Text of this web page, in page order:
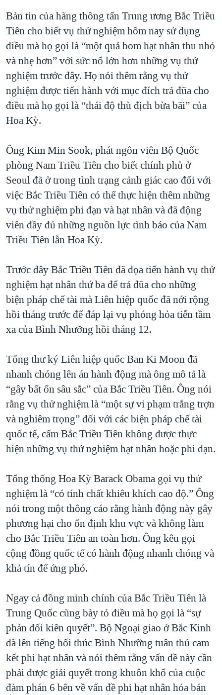
Bản tin của hãng thông tấn Trung ương Bắc Triều
Tiên cho biết vụ thử nghiệm hôm nay sử dụng
điều mà họ gọi là “một quả bom hạt nhân thu nhỏ
và nhẹ hơn” với sức nổ lớn hơn những vụ thử
nghiệm trước đây. Họ nói thêm rằng vụ thử
nghiệm được tiến hành với mục đích trả đũa cho
điều mà họ gọi là “thái độ thù địch bừa bãi” của
Hoa Kỳ.
Ông Kim Min Sook, phát ngôn viên Bộ Quốc
phòng Nam Triều Tiên cho biết chính phủ ở
Seoul đã ở trong tình trạng cảnh giác cao đối với
việc Bắc Triều Tiên có thể thực hiện thêm những
vụ thử nghiệm phi đạn và hạt nhân và đã động
viên đầy đủ những nguồn lực tình báo của Nam
Triều Tiên lẫn Hoa Kỳ.
Trước đây Bắc Triều Tiên đã dọa tiến hành vụ thử
nghiệm hạt nhân thứ ba để trả đũa cho những
biện pháp chế tài mà Liên hiệp quốc đã nới rộng
hồi tháng trước để đáp lại vụ phóng hỏa tiễn tầm
xa của Bình Nhưỡng hồi tháng 12.
Tổng thư ký Liên hiệp quốc Ban Ki Moon đã
nhanh chóng lên án hành động mà ông mô tả là
“gây bất ổn sâu sắc” của Bắc Triều Tiên. Ông nói
rằng vụ thử nghiệm là “một sự vi phạm trắng trợn
và nghiêm trọng” đối với các biện pháp chế tài
quốc tế, cấm Bắc Triều Tiên không được thực
hiện những vụ thử nghiệm hạt nhân hoặc phi đạn.
Tổng thống Hoa Kỳ Barack Obama gọi vụ thử
nghiệm là “có tính chất khiêu khích cao độ.” Ông
nói trong một thông cáo rằng hành động này gây
phương hại cho ổn định khu vực và không làm
cho Bắc Triều Tiên an toàn hơn. Ông kêu gọi
cộng đồng quốc tế có hành động nhanh chóng và
khả tín để ứng phó.
Ngay cả đồng minh chính của Bắc Triều Tiên là
Trung Quốc cũng bày tỏ điều mà họ gọi là “sự
phản đối kiên quyết”. Bộ Ngoại giao ở Bắc Kinh
đã lên tiếng hối thúc Bình Nhưỡng tuân thủ cam
kết phi hạt nhân và nói thêm rằng vấn đề này cần
phải được giải quyết trong khuôn khổ của cuộc
đàm phán 6 bên về vấn đề phi hạt nhân hóa bán